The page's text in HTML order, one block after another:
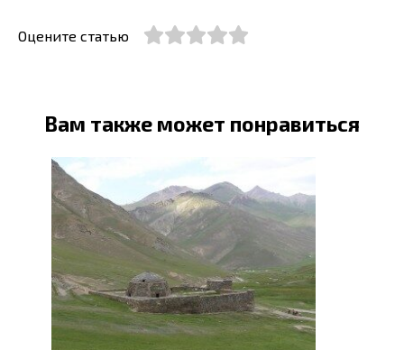
Оцените статью
Вам также может понравиться